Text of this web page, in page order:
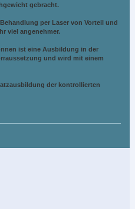
gebracht.
per Laser von Vorteil und
viel angenehmer.
ist eine Ausbildung in der
und wird mit einem
der kontrollierten